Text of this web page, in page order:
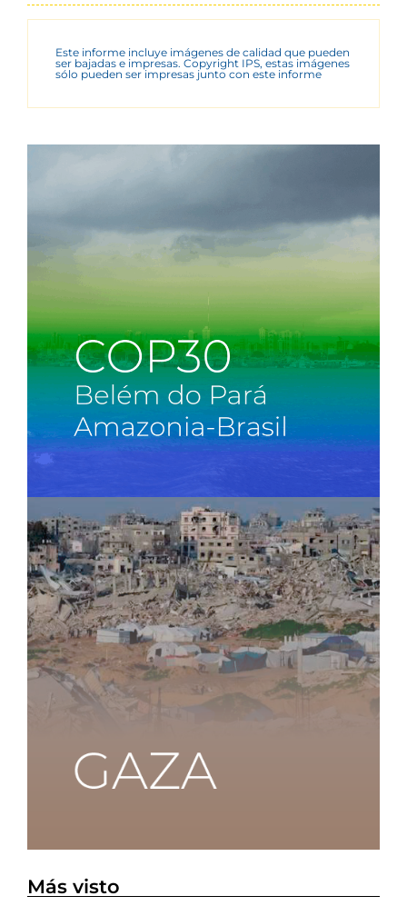
Este informe incluye imágenes de calidad que pueden
ser bajadas e impresas. Copyright IPS, estas imágenes
sólo pueden ser impresas junto con este informe
Más visto